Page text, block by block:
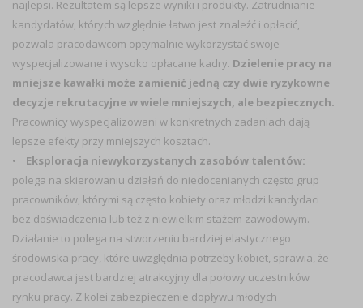
najlepsi. Rezultatem są lepsze wyniki i produkty. Zatrudnianie
kandydatów, których względnie łatwo jest znaleźć i opłacić,
pozwala pracodawcom optymalnie wykorzystać swoje
wyspecjalizowane i wysoko opłacane kadry. Dzielenie pracy na
mniejsze kawałki może zamienić jedną czy dwie ryzykowne
decyzje rekrutacyjne w wiele mniejszych, ale bezpiecznych.
Pracownicy wyspecjalizowani w konkretnych zadaniach dają
lepsze efekty przy mniejszych kosztach.
• Eksploracja niewykorzystanych zasobów talentów:
polega na skierowaniu działań do niedocenianych często grup
pracowników, którymi są często kobiety oraz młodzi kandydaci
bez doświadczenia lub też z niewielkim stażem zawodowym.
Działanie to polega na stworzeniu bardziej elastycznego
środowiska pracy, które uwzględnia potrzeby kobiet, sprawia, że
pracodawca jest bardziej atrakcyjny dla połowy uczestników
rynku pracy. Z kolei zabezpieczenie dopływu młodych